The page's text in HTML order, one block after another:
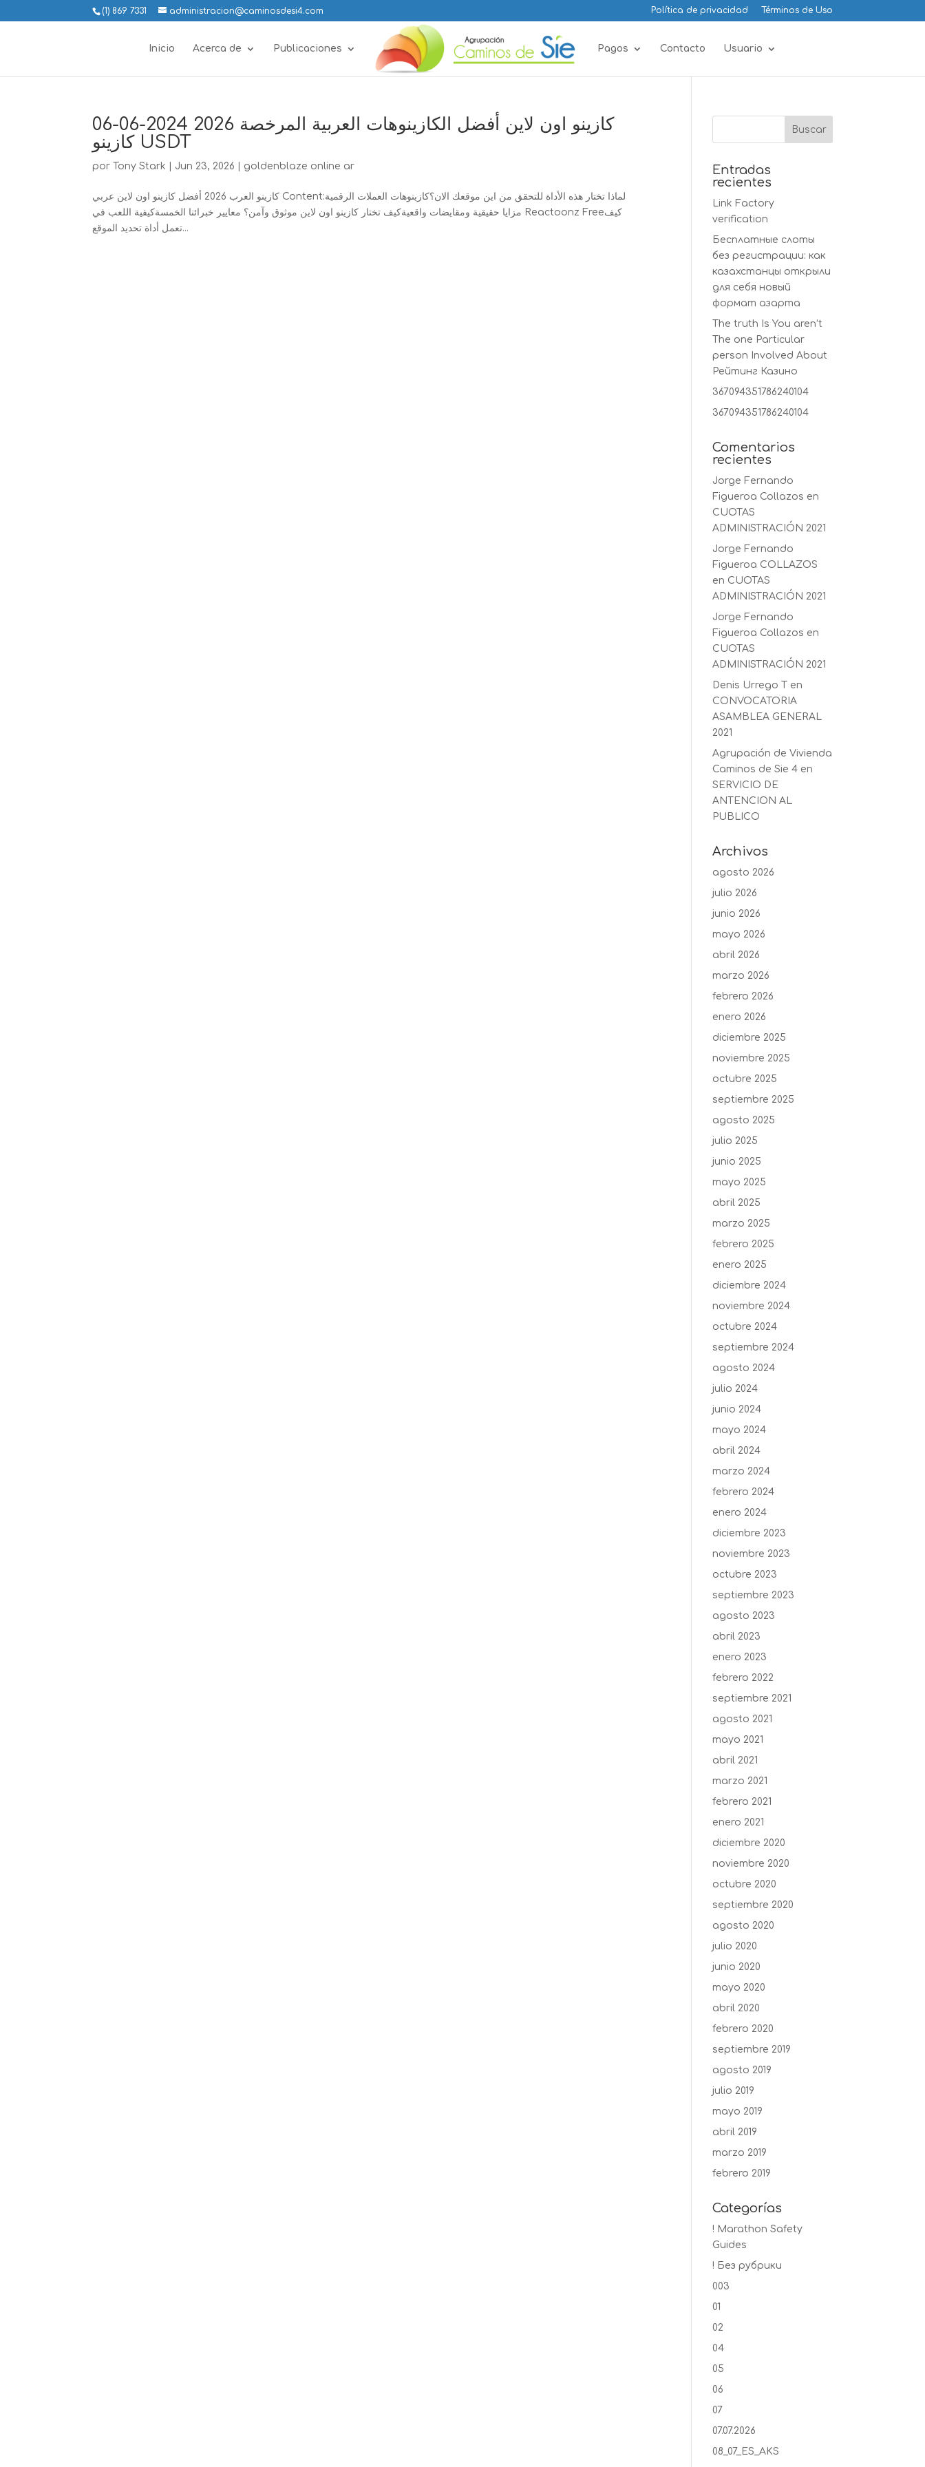
(1) 869 7331 administracion@caminosdesi4.com Política de privacidad Términos de Uso
Inicio Acerca de Publicaciones Pagos Contacto Usuario
كازينو اون لاين أفضل الكازينوهات العربية المرخصة 2026 2024-06-06
كازينو USDT
por Tony Stark Jun 23, 2026 goldenblaze online ar
كازينو العرب 2026 أفضل كازينو اون لاين عربي Contentلماذا تختار هذه الأداة للتحقق من اين موقعك الان؟كازينوهات العملات الرقمية:
مزايا حقيقية ومقايضات واقعيةكيف تختار كازينو اون لاين موثوق وآمن؟ معايير خبرائنا الخمسةكيفية اللعب في Reactoonz Freeكيف
تعمل أداة تحديد الموقع...
Entradas
recientes
Link Factory
verification
Бесплатные слоты
без регистрации: как
казахстанцы открыли
для себя новый
формат азарта
The truth Is You aren’t
The one Particular
person Involved About
Рейтинг Казино
367094351786240104
367094351786240104
Comentarios
recientes
Jorge Fernando
Figueroa Collazos en
CUOTAS
ADMINISTRACIÓN 2021
Jorge Fernando
Figueroa COLLAZOS
en CUOTAS
ADMINISTRACIÓN 2021
Jorge Fernando
Figueroa Collazos en
CUOTAS
ADMINISTRACIÓN 2021
Denis Urrego T
en
CONVOCATORIA
ASAMBLEA GENERAL
2021
Agrupación de Vivienda
Caminos de Sie 4 en
SERVICIO DE
ANTENCION AL
PUBLICO
Archivos
agosto 2026
julio 2026
junio 2026
mayo 2026
abril 2026
marzo 2026
febrero 2026
enero 2026
diciembre 2025
noviembre 2025
octubre 2025
septiembre 2025
agosto 2025
julio 2025
junio 2025
mayo 2025
abril 2025
marzo 2025
febrero 2025
enero 2025
diciembre 2024
noviembre 2024
octubre 2024
septiembre 2024
agosto 2024
julio 2024
junio 2024
mayo 2024
abril 2024
marzo 2024
febrero 2024
enero 2024
diciembre 2023
noviembre 2023
octubre 2023
septiembre 2023
agosto 2023
abril 2023
enero 2023
febrero 2022
septiembre 2021
agosto 2021
mayo 2021
abril 2021
marzo 2021
febrero 2021
enero 2021
diciembre 2020
noviembre 2020
octubre 2020
septiembre 2020
agosto 2020
julio 2020
junio 2020
mayo 2020
abril 2020
febrero 2020
septiembre 2019
agosto 2019
julio 2019
mayo 2019
abril 2019
marzo 2019
febrero 2019
Categorías
! Marathon Safety
Guides
! Без рубрики
003
01
02
04
05
06
07
07.07.2026
08_07_ES_AKS